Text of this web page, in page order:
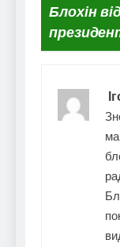
Блохін